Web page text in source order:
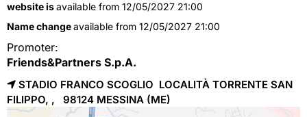
website isavailable from 12/05/2027 21:00
Name changeavailable from 12/05/2027 21:00
Promoter:
Friends&Partners S.p.A.
STADIO FRANCO SCOGLIO LOCALITÀ TORRENTE SAN
FILIPPO, , 98124 MESSINA (ME)